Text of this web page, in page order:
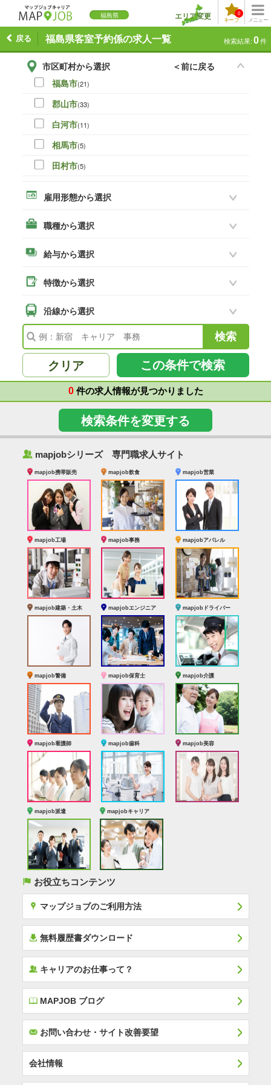
福島県
メニュー
キープ
0
エリア変更
福島県客室予約係の求人一覧
戻る 検索結果: 0件
市区町村から選択
＜前に戻る
福島市(21)
郡山市(33)
白河市(11)
相馬市(5)
田村市(5)
いわき市(19)
須賀川市(14)
二本松市(8)
南相馬市(2)
会津若松市
福島県その他(41)
雇用形態から選択
職種から選択
給与から選択
特徴から選択
沿線から選択
クリア この条件で検索
0件の求人情報が見つかりました
検索条件を変更する
‰ mapjobシリーズ 専門職求人サイト
mapjob携帯販売 mapjob飲食 mapjob営業
mapjob工場 mapjob事務 mapjobアパレル
mapjob建築・土木 mapjobエンジニア mapjobドライバー
mapjob警備 mapjob保育士 mapjob介護
mapjob看護師 mapjob歯科 mapjob美容
mapjob派遣 mapjobキャリア
( お役立ちコンテンツ
x マップジョブのご利用方法
í 無料履歴書ダウンロード
‰キャリアのお仕事って？
EMAPJOB ブログ
Fお問い合わせ・サイト改善要望
会社情報